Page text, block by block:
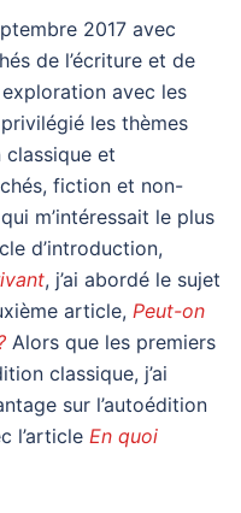
2017 avec
de l’écriture et de
avec les
privilégié les thèmes
et
fiction et non-
m’intéressait le plus
d’introduction,
, j’ai abordé le sujet
article, Peut-on
Alors que les premiers
classique, j’ai
sur l’autoédition
l’article En quoi